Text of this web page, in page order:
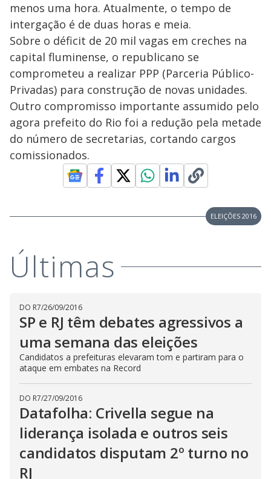
menos uma hora. Atualmente, o tempo de
intergação é de duas horas e meia.
Sobre o déficit de 20 mil vagas em creches na
capital fluminense, o republicano se
comprometeu a realizar PPP (Parceria Público-
Privadas) para construção de novas unidades.
Outro compromisso importante assumido pelo
agora prefeito do Rio foi a redução pela metade
do número de secretarias, cortando cargos
comissionados.
ELEIÇÕES 2016
Últimas
DO R7/26/09/2016
SP e RJ têm debates agressivos a
uma semana das eleições
Candidatos a prefeituras elevaram tom e partiram para o
ataque em embates na Record
DO R7/27/09/2016
Datafolha: Crivella segue na
liderança isolada e outros seis
candidatos disputam 2º turno no
RJ